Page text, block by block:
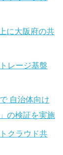
に大阪府の共
レージ基盤
自治体向け
の検証を実施
クラウド共